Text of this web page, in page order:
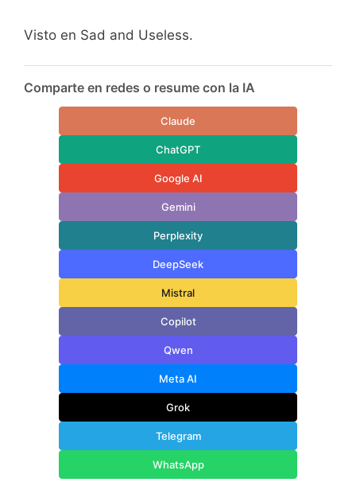
Visto en Sad and Useless.
Comparte en redes o resume con la IA
Claude
ChatGPT
Google AI
Gemini
Perplexity
DeepSeek
Mistral
Copilot
Qwen
Meta AI
Grok
Telegram
WhatsApp